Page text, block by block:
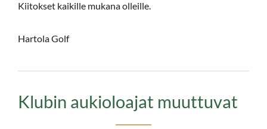
Kiitokset kaikille mukana olleille.
Hartola Golf
Klubin aukioloajat muuttuvat